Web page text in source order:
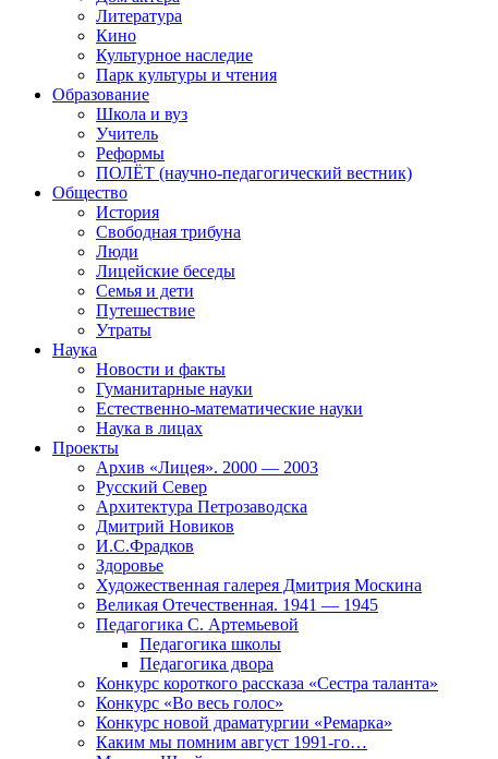
Литература
Кино
Культурное наследие
Парк культуры и чтения
Образование
Школа и вуз
Учитель
Реформы
ПОЛЁТ (научно-педагогический вестник)
Общество
История
Свободная трибуна
Люди
Лицейские беседы
Семья и дети
Путешествие
Утраты
Наука
Новости и факты
Гуманитарные науки
Естественно-математические науки
Наука в лицах
Проекты
Архив «Лицея». 2000 — 2003
Русский Север
Архитектура Петрозаводска
Дмитрий Новиков
И.С.Фрадков
Здоровье
Художественная галерея Дмитрия Москина
Великая Отечественная. 1941 — 1945
Педагогика С. Артемьевой
Педагогика школы
Педагогика двора
Конкурс короткого рассказа «Сестра таланта»
Конкурс «Во весь голос»
Конкурс новой драматургии «Ремарка»
Каким мы помним август 1991-го…